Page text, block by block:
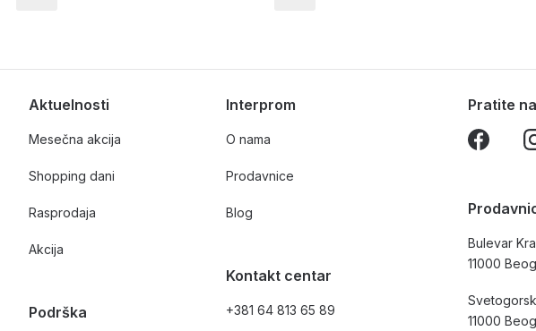
Aktuelnosti
Mesečna akcija
Shopping dani
Rasprodaja
Akcija
Podrška
Interprom
O nama
Prodavnice
Blog
Kontakt centar
+381 64 813 65 89
Pratite
Bulevar
11000
11000